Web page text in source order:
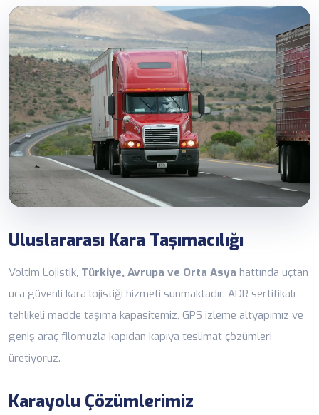
Uluslararası Kara Taşımacılığı
Voltim Lojistik, Türkiye, Avrupa ve Orta Asya hattında uçtan
uca güvenli kara lojistiği hizmeti sunmaktadır. ADR sertifikalı
tehlikeli madde taşıma kapasitemiz, GPS izleme altyapımız ve
geniş araç filomuzla kapıdan kapıya teslimat çözümleri
üretiyoruz.
Karayolu Çözümlerimiz